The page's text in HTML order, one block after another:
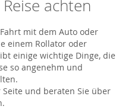
achten
mit dem Auto oder
einem Rollator oder
einige wichtige Dinge, die
so angenehm und
und beraten Sie über